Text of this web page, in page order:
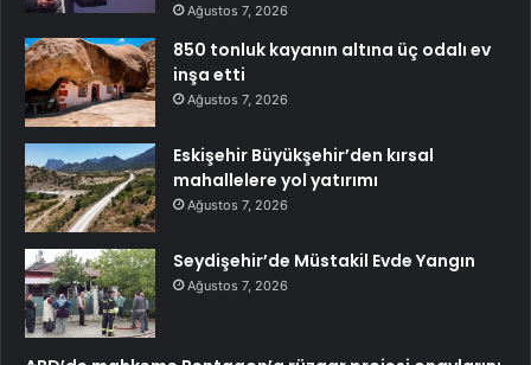
Ağustos 7, 2026
850 tonluk kayanın altına üç odalı ev
inşa etti
Ağustos 7, 2026
Eskişehir Büyükşehir’den kırsal
mahallelere yol yatırımı
Ağustos 7, 2026
Seydişehir’de Müstakil Evde Yangın
Ağustos 7, 2026